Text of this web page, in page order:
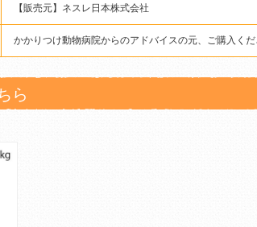
【販売元】ネスレ日本株式会社
かかりつけ動物病院からのアドバイスの元、ご購入く
ら